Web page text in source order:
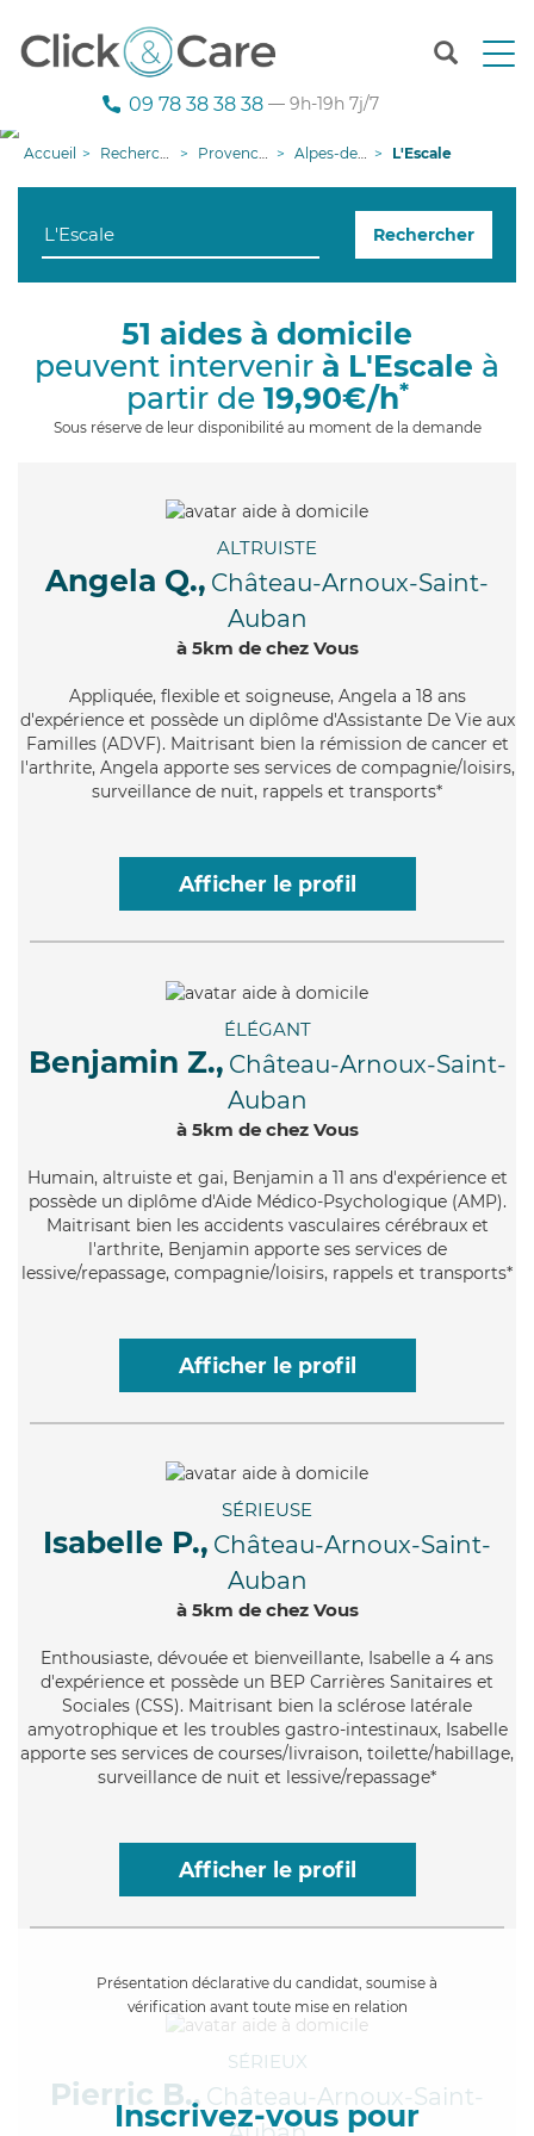
T
n
g
09 78 38 38 38 — 9h-19h 7j/7
Accueil Recherche aide à domicile Provence-Alpes-Côte d'Azur Alpes-de-Haute-Provence L'Escale
Rechercher
51 aides à domicile
peuvent intervenir à L'Escale à
partir de 19,90€/h*
Sous réserve de leur disponibilité au moment de la demande
ALTRUISTE
Angela Q., Château-Arnoux-Saint-
Auban
à 5km de chez Vous
Appliquée, flexible et soigneuse, Angela a 18 ans
d'expérience et possède un diplôme d'Assistante De Vie aux
Familles (ADVF). Maitrisant bien la rémission de cancer et
l'arthrite, Angela apporte ses services de compagnie/loisirs,
surveillance de nuit, rappels et transports*
Afficher le profil
ÉLÉGANT
Benjamin Z., Château-Arnoux-Saint-
Auban
à 5km de chez Vous
Humain, altruiste et gai, Benjamin a 11 ans d'expérience et
possède un diplôme d'Aide Médico-Psychologique (AMP).
Maitrisant bien les accidents vasculaires cérébraux et
l'arthrite, Benjamin apporte ses services de
lessive/repassage, compagnie/loisirs, rappels et transports*
Afficher le profil
SÉRIEUSE
Isabelle P., Château-Arnoux-Saint-
Auban
à 5km de chez Vous
Enthousiaste, dévouée et bienveillante, Isabelle a 4 ans
d'expérience et possède un BEP Carrières Sanitaires et
Sociales (CSS). Maitrisant bien la sclérose latérale
amyotrophique et les troubles gastro-intestinaux, Isabelle
apporte ses services de courses/livraison, toilette/habillage,
surveillance de nuit et lessive/repassage*
Afficher le profil
Présentation déclarative du candidat, soumise à
vérification avant toute mise en relation
Inscrivez-vous pour
SÉRIEUX
Pierric B., Château-Arnoux-Saint-